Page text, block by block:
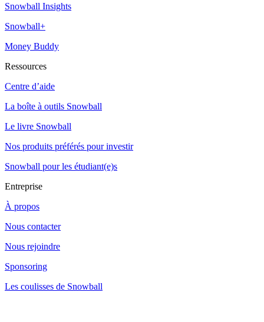
Snowball Insights
Snowball+
Money Buddy
Ressources
Centre d’aide
La boîte à outils Snowball
Le livre Snowball
Nos produits préférés pour investir
Snowball pour les étudiant(e)s
Entreprise
À propos
Nous contacter
Nous rejoindre
Sponsoring
Les coulisses de Snowball